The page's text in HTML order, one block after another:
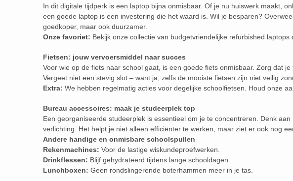
In dit digitale tijdperk is een laptop bijna onmisbaar. Of je nu huiswerk maakt,
een goede laptop is een investering die het waard is. Wil je besparen?
goedkoper, maar ook duurzamer.
Onze favoriet: Bekijk onze collectie van budgetvriendelijke refurbished laptops
Fietsen: jouw vervoersmiddel naar succes
Voor wie op de fiets naar school gaat, is een goede fiets onmisbaar. Zorg dat
Vergeet niet een stevig slot – want ja, zelfs de mooiste fietsen zijn niet veilig
Extra: We hebben regelmatig acties voor degelijke schoolfietsen. Houd onze
Bureau accessoires: maak je studeerplek top
Een georganiseerde studeerplek is essentieel om je te concentreren. Denk
verlichting. Het helpt je niet alleen efficiënter te werken, maar ziet er ook nog
Andere handige en onmisbare schoolspullen
Rekenmachines: Voor de lastige wiskundeproefwerken.
Drinkflessen: Blijf gehydrateerd tijdens lange schooldagen.
Lunchboxen: Geen rondslingerende boterhammen meer in je tas.